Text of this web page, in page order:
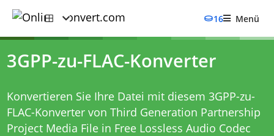
16 Menü
3GPP-zu-FLAC-Konverter
Konvertieren Sie Ihre Datei mit diesem 3GPP-zu-
FLAC-Konvertervon Third Generation Partnership
Project Media File in Free Lossless Audio Codec